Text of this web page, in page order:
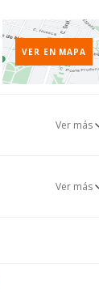
VER EN MAPA
Ver más
Ver más